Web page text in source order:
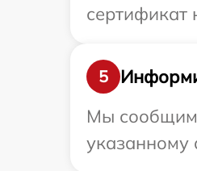
сертификат
5
Мы сообщим
указанному